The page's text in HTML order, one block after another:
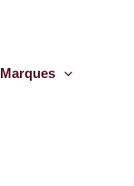
Marques